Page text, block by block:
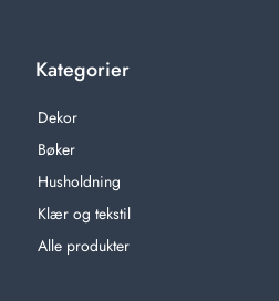
Kategorier
Dekor
Bøker
Husholdning
Klær og tekstil
Alle produkter